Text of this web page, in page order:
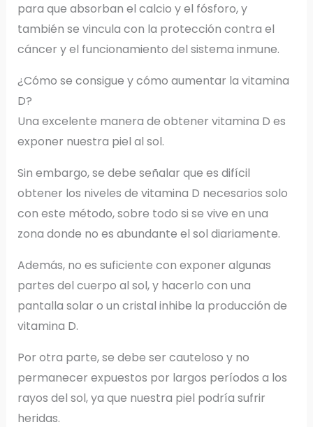
para que absorban el calcio y el fósforo, y
también se vincula con la protección contra el
cáncer y el funcionamiento del sistema inmune.
¿Cómo se consigue y cómo aumentar la vitamina
D?
Una excelente manera de obtener vitamina D es
exponer nuestra piel al sol.
Sin embargo, se debe señalar que es difícil
obtener los niveles de vitamina D necesarios solo
con este método, sobre todo si se vive en una
zona donde no es abundante el sol diariamente.
Además, no es suficiente con exponer algunas
partes del cuerpo al sol, y hacerlo con una
pantalla solar o un cristal inhibe la producción de
vitamina D.
Por otra parte, se debe ser cauteloso y no
permanecer expuestos por largos períodos a los
rayos del sol, ya que nuestra piel podría sufrir
heridas.